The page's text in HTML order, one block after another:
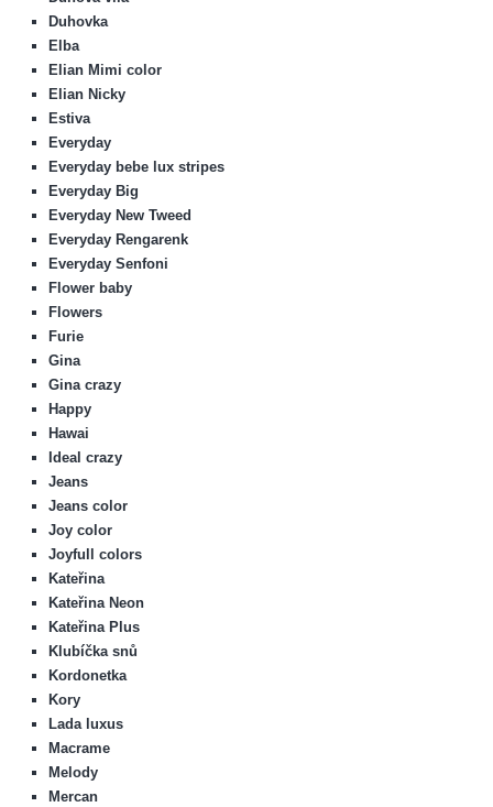
Duhovka
Elba
Elian Mimi color
Elian Nicky
Estiva
Everyday
Everyday bebe lux stripes
Everyday Big
Everyday New Tweed
Everyday Rengarenk
Everyday Senfoni
Flower baby
Flowers
Furie
Gina
Gina crazy
Happy
Hawai
Ideal crazy
Jeans
Jeans color
Joy color
Joyfull colors
Kateřina
Kateřina Neon
Kateřina Plus
Klubíčka snů
Kordonetka
Kory
Lada luxus
Macrame
Melody
Mercan